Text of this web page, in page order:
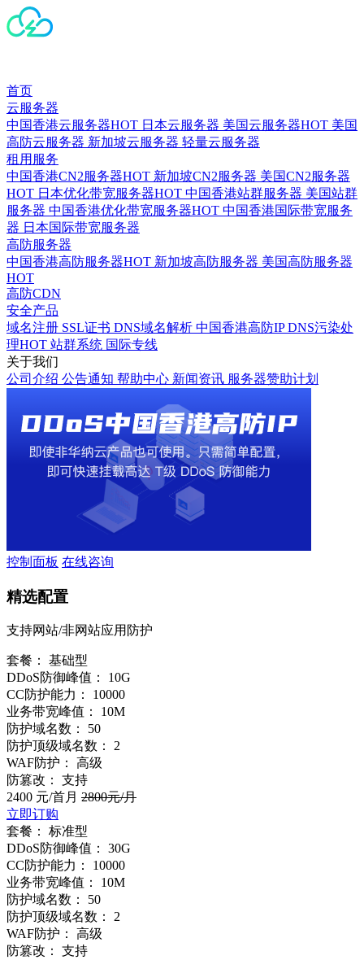
首页
云服务器
中国香港云服务器HOT 日本云服务器 美国云服务器HOT 美国
高防云服务器 新加坡云服务器 轻量云服务器
租用服务
中国香港CN2服务器HOT 新加坡CN2服务器 美国CN2服务器
HOT 日本优化带宽服务器HOT 中国香港站群服务器 美国站群
服务器 中国香港优化带宽服务器HOT 中国香港国际带宽服务
器 日本国际带宽服务器
高防服务器
中国香港高防服务器HOT 新加坡高防服务器 美国高防服务器
HOT
高防CDN
安全产品
域名注册 SSL证书 DNS域名解析 中国香港高防IPDNS污染处
理HOT 站群系统 国际专线
关于我们
公司介绍 公告通知 帮助中心 新闻资讯 服务器赞助计划
控制面板 在线咨询
精选配置
支持网站/非网站应用防护
套餐： 基础型
DDoS防御峰值： 10G
CC防护能力： 10000
业务带宽峰值： 10M
防护域名数： 50
防护顶级域名数： 2
WAF防护： 高级
防篡改： 支持
2400 元/首月 2800元/月
立即订购
套餐： 标准型
DDoS防御峰值： 30G
CC防护能力： 10000
业务带宽峰值： 10M
防护域名数： 50
防护顶级域名数： 2
WAF防护： 高级
防篡改： 支持